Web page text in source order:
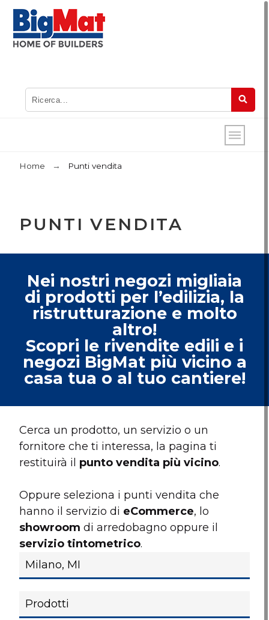
Home Punti vendita
PUNTI VENDITA
Nei nostri negozi migliaia
di prodotti per l’edilizia, la
ristrutturazione e molto
altro!
Scopri le rivendite edili e i
negozi BigMat più vicino a
casa tua o al tuo cantiere!
Cerca un prodotto, un servizio o un
fornitore che ti interessa, la pagina ti
restituirà il punto vendita più vicino.
Oppure seleziona i punti vendita che
hanno il servizio di eCommerce, lo
showroomdi arredobagno oppure il
servizio tintometrico.